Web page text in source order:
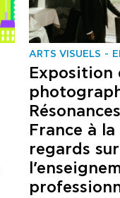
ARTS VISUELS
Exposition
France à la
regards sur